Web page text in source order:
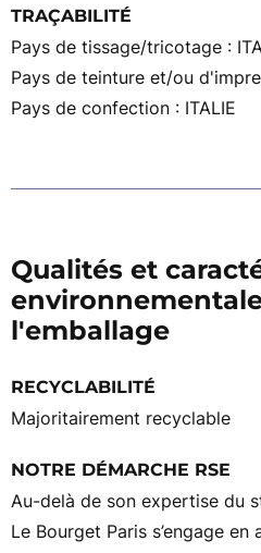
TRAÇABILITÉ
Pays de tissage/tricotage :
Pays de teinture et/ou
Pays de confection : ITALIE
Qualités et
l'emballage
RECYCLABILITÉ
Majoritairement recyclable
NOTRE DÉMARCHE RSE
Au-delà de son expertise du
Le Bourget Paris s’engage en